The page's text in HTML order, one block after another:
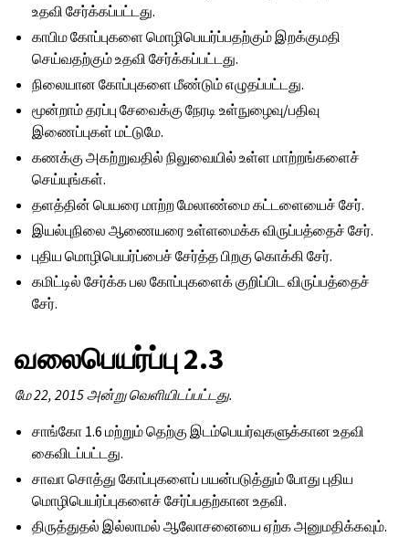
உதவி சேர்க்கப்பட்டது.
காபிம கோப்புகளை மொழிபெயர்ப்பதற்கும் இறக்குமதி
செய்வதற்கும் உதவி சேர்க்கப்பட்டது.
நிலையான கோப்புகளை மீண்டும் எழுதப்பட்டது.
மூன்றாம் தரப்பு சேவைக்கு நேரடி உள்நுழைவு/பதிவு
இணைப்புகள் மட்டுமே.
கணக்கு அகற்றுவதில் நிலுவையில் உள்ள மாற்றங்களைச்
செய்யுங்கள்.
தளத்தின் பெயரை மாற்ற மேலாண்மை கட்டளையைச் சேர்.
இயல்புநிலை ஆணையரை உள்ளமைக்க விருப்பத்தைச் சேர்.
புதிய மொழிபெயர்ப்பைச் சேர்த்த பிறகு கொக்கி சேர்.
கமிட்டில் சேர்க்க பல கோப்புகளைக் குறிப்பிட விருப்பத்தைச்
சேர்.
வலைபெயர்ப்பு 2.3
மே 22, 2015 அன்று வெளியிடப்பட்டது.
சாங்கோ 1.6 மற்றும் தெற்கு இடம்பெயர்வுகளுக்கான உதவி
கைவிடப்பட்டது.
சாவா சொத்து கோப்புகளைப் பயன்படுத்தும் போது புதிய
மொழிபெயர்ப்புகளைச் சேர்ப்பதற்கான உதவி.
திருத்துதல் இல்லாமல் ஆலோசனையை ஏற்க அனுமதிக்கவும்.